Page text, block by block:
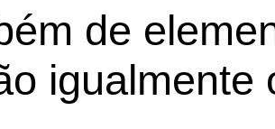
de
igualmente